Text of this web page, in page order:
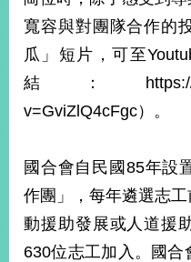
寬容與對團隊合作的
瓜」短片，可至
結：https://
v=GviZlQ4cFgc）。
國合會自民國85年設
作團」，每年遴選志
動援助發展或人道援
630位志工加入。國